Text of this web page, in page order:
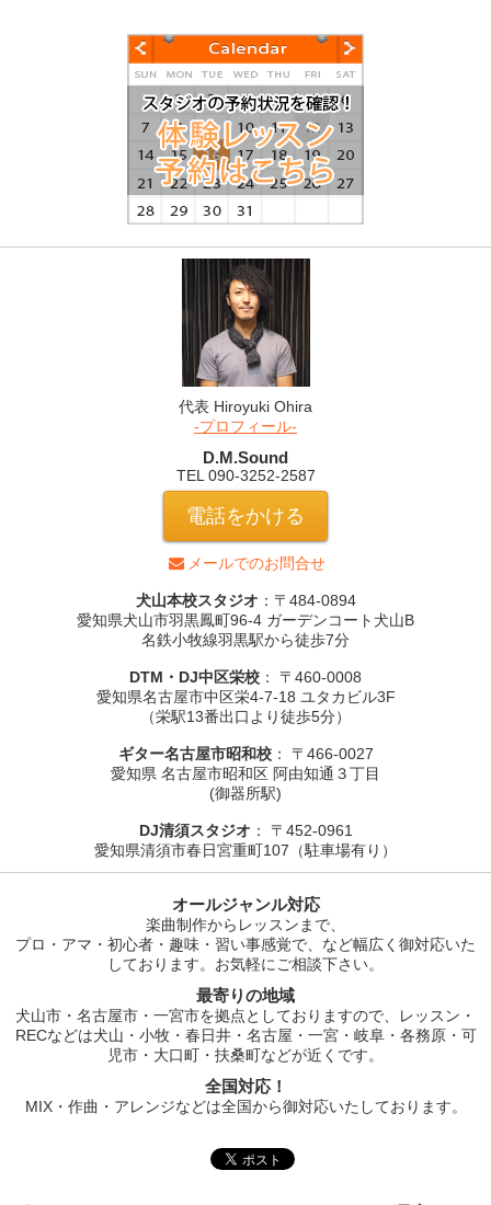
代表 Hiroyuki Ohira
-プロフィール-
D.M.Sound
TEL 090-3252-2587
電話をかける
メールでのお問合せ
犬山本校スタジオ ：〒484-0894
愛知県犬山市羽黒鳳町96-4 ガーデンコート犬山B
名鉄小牧線羽黒駅から徒歩7分
DTM・DJ中区栄校 ： 〒460-0008
愛知県名古屋市中区栄4-7-18 ユタカビル3F
（栄駅13番出口より徒歩5分）
ギター名古屋市昭和校： 〒466-0027
愛知県 名古屋市昭和区 阿由知通３丁目
(御器所駅)
DJ清須スタジオ ： 〒452-0961
愛知県清須市春日宮重町107（駐車場有り）
オールジャンル対応
楽曲制作からレッスンまで、
プロ・アマ・初心者・趣味・習い事感覚で、など幅広く御対応いた
しております。お気軽にご相談下さい。
最寄りの地域
犬山市・名古屋市・一宮市を拠点としておりますので、レッスン・
RECなどは犬山・小牧・春日井・名古屋・一宮・岐阜・各務原・可
児市・大口町・扶桑町などが近くです。
全国対応！
MIX・作曲・アレンジなどは全国から御対応いたしております。